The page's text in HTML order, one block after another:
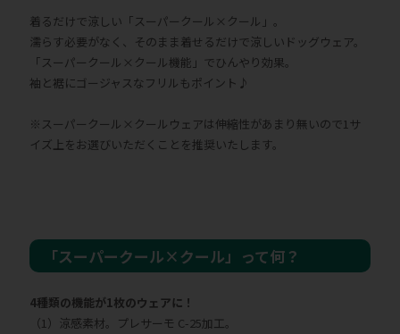
着るだけで涼しい「スーパークール×クール」。
濡らす必要がなく、そのまま着せるだけで涼しいドッグウェア。
「スーパークール×クール機能」でひんやり効果。
袖と裾にゴージャスなフリルもポイント♪
※スーパークール×クールウェアは伸縮性があまり無いので1サ
イズ上をお選びいただくことを推奨いたします。
「スーパークール×クール」って何？
4種類の機能が1枚のウェアに！
（1）涼感素材。プレサーモ C-25加工。